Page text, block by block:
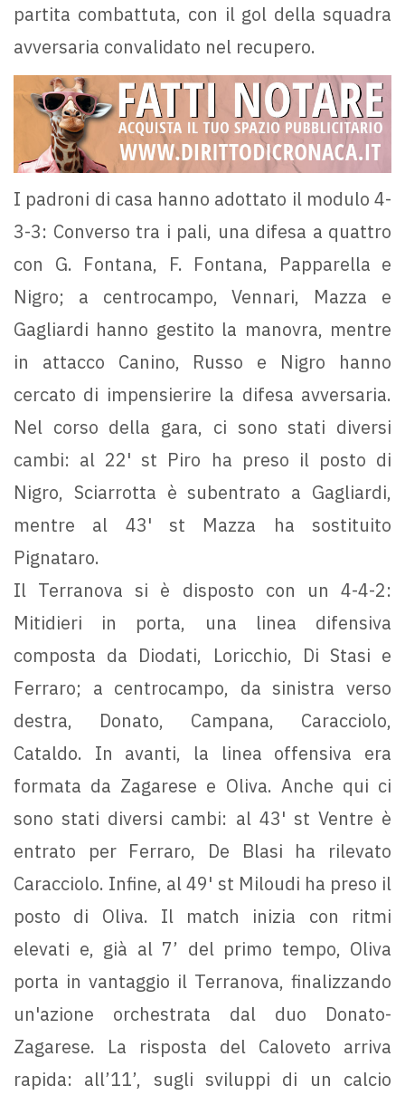
partita combattuta, con il gol della squadra
avversaria convalidato nel recupero.
I padroni di casa hanno adottato il modulo 4-
3-3: Converso tra i pali, una difesa a quattro
con G. Fontana, F. Fontana, Papparella e
Nigro; a centrocampo, Vennari, Mazza e
Gagliardi hanno gestito la manovra, mentre
in attacco Canino, Russo e Nigro hanno
cercato di impensierire la difesa avversaria.
Nel corso della gara, ci sono stati diversi
cambi: al 22' st Piro ha preso il posto di
Nigro, Sciarrotta è subentrato a Gagliardi,
mentre al 43' st Mazza ha sostituito
Pignataro.
Il Terranova si è disposto con un 4-4-2:
Mitidieri in porta, una linea difensiva
composta da Diodati, Loricchio, Di Stasi e
Ferraro; a centrocampo, da sinistra verso
destra, Donato, Campana, Caracciolo,
Cataldo. In avanti, la linea offensiva era
formata da Zagarese e Oliva. Anche qui ci
sono stati diversi cambi: al 43' st Ventre è
entrato per Ferraro, De Blasi ha rilevato
Caracciolo. Infine, al 49' st Miloudi ha preso il
posto di Oliva. Il match inizia con ritmi
elevati e, già al 7’ del primo tempo, Oliva
porta in vantaggio il Terranova, finalizzando
un'azione orchestrata dal duo Donato-
Zagarese. La risposta del Caloveto arriva
rapida: all’11’, sugli sviluppi di un calcio